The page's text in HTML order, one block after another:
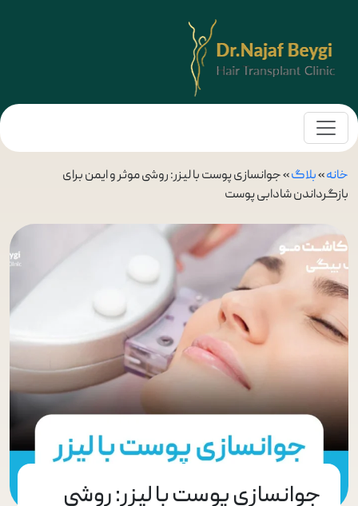
خانه»بلاگ»جوانسازی پوست با لیزر: روشی موثر و ایمن برای
بازگرداندن شادابی پوست
جوانسازی پوست با لیزر: روشی